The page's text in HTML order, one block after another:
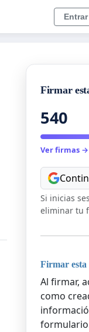
Entrar
Firmar
540
Ver firmas →
Si inicias
eliminar tu
Firmar esta
Al firmar,
como